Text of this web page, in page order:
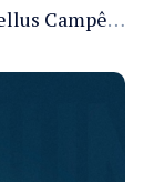
União Progressista confirma Marcellus Campêlo como candidato a deputado estadual